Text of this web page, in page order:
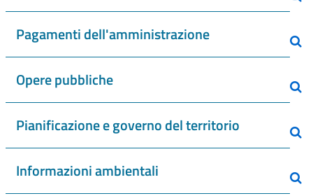
Pagamenti dell'amministrazione
Opere pubbliche
Pianificazione e governo del territorio
Informazioni ambientali